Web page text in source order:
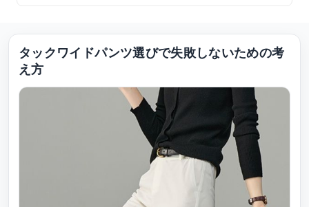
タックワイドパンツ選びで失敗しないための考
え方